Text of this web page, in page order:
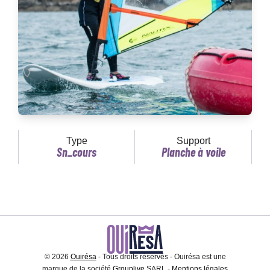
Type
Sn_cours
Support
Planche à voile
© 2026 Ouirésa - Tous droits réservés - Ouirésa est une